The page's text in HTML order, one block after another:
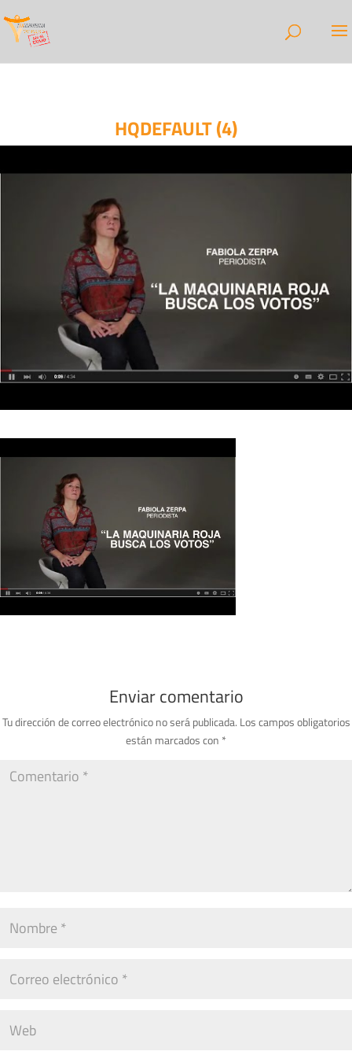
HQDEFAULT (4)
Enviar comentario
Tu dirección de correo electrónico no será publicada. Los campos obligatorios
están marcados con *